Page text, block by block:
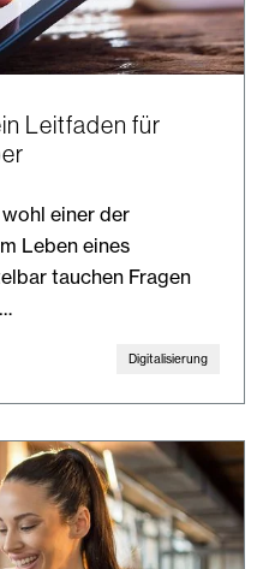
Leitfaden für
einer der
Leben eines
tauchen Fragen
Digitalisierung